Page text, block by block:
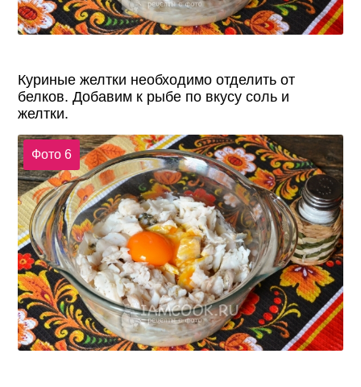
Куриные желтки необходимо отделить от
белков. Добавим к рыбе по вкусу соль и
желтки.
Фото 6